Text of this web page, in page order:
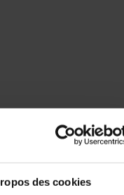
des cookies